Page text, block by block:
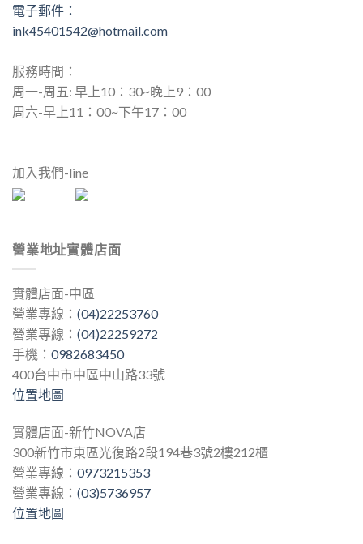
電子郵件：
ink45401542@hotmail.com
服務時間：
周一-周五: 早上10：30~晚上9：00
周六-早上11：00~下午17：00
加入我們-line
營業地址實體店面
實體店面-中區
營業專線： (04)22253760
營業專線： (04)22259272
手機： 0982683450
400台中市中區中山路33號
位置地圖
實體店面-新竹NOVA店
300新竹市東區光復路2段194巷3號2樓212櫃
營業專線： 0973215353
營業專線： (03)5736957
位置地圖